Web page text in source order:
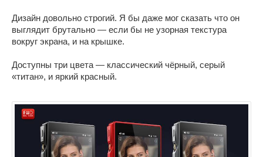
Дизайн довольно строгий. Я бы даже мог сказать что он
выглядит брутально — если бы не узорная текстура
вокруг экрана, и на крышке.
Доступны три цвета — классический чёрный, серый
«титан», и яркий красный.